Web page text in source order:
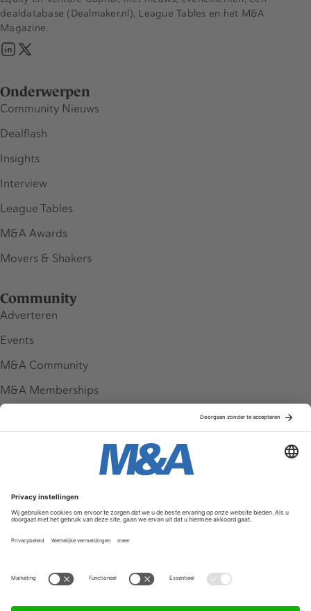
Onderwerpen
Community Nieuws
Dealflash
Insights
Interview
League Tables
M&A Awards
Movers & Shakers
Community
Adverteren
Events
M&A Community
M&A Memberships
Service & Contact
Contact
FAQ
Werken bij ons
dealdatabase (Dealmaker.nl), League Tables en het M&A
Magazine.